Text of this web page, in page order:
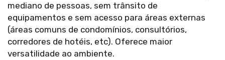
mediano de pessoas, sem trânsito de
equipamentos e sem acesso para áreas externas
(áreas comuns de condomínios, consultórios,
corredores de hotéis, etc). Oferece maior
versatilidade ao ambiente.